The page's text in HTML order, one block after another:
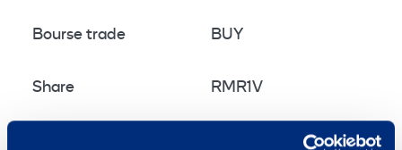
Bourse trade BUY
Share RMR1V
shares